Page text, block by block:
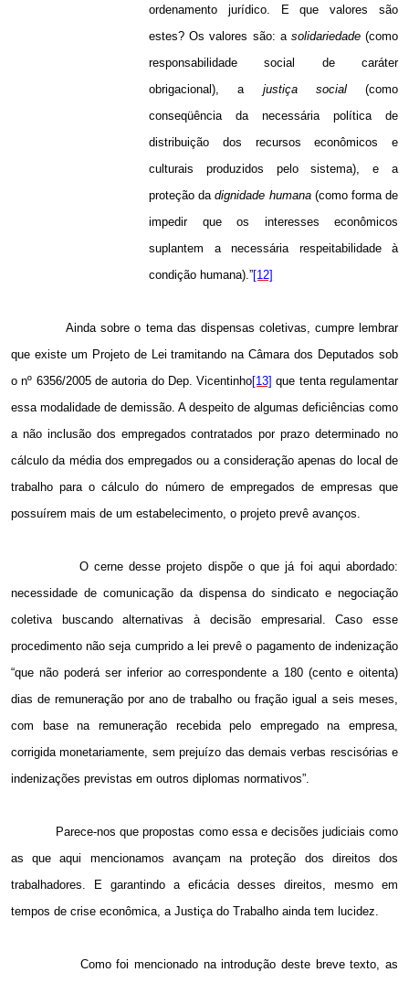
ordenamento jurídico. E que valores são
estes? Os valores são: a solidariedade(como
responsabilidade social de caráter
obrigacional), a justiça social(como
conseqüência da necessária política de
distribuição dos recursos econômicos e
culturais produzidos pelo sistema), e a
proteção dadignidade humana(como forma de
impedir que os interesses econômicos
suplantem a necessária respeitabilidade à
condição humana).”[12]
Ainda sobre o tema das dispensas coletivas, cumpre lembrar
que existe um Projeto de Lei tramitando na Câmara dos Deputados sob
o nº 6356/2005 de autoria do Dep. Vicentinho[13] que tenta regulamentar
essa modalidade de demissão. A despeito de algumas deficiências como
a não inclusão dos empregados contratados por prazo determinado no
cálculo da média dos empregados ou a consideração apenas do local de
trabalho para o cálculo do número de empregados de empresas que
possuírem mais de um estabelecimento, o projeto prevê avanços.
O cerne desse projeto dispõe o que já foi aqui abordado:
necessidade de comunicação da dispensa do sindicato e negociação
coletiva buscando alternativas à decisão empresarial. Caso esse
procedimento não seja cumprido a lei prevê o pagamento de indenização
“que não poderá ser inferior ao correspondente a 180 (cento e oitenta)
dias de remuneração por ano de trabalho ou fração igual a seis meses,
com base na remuneração recebida pelo empregado na empresa,
corrigida monetariamente, sem prejuízo das demais verbas rescisórias e
indenizações previstas em outros diplomas normativos”.
Parece-nos que propostas como essa e decisões judiciais como
as que aqui mencionamos avançam na proteção dos direitos dos
trabalhadores. E garantindo a eficácia desses direitos, mesmo em
tempos de crise econômica, a Justiça do Trabalho ainda tem lucidez.
Como foi mencionado na introdução deste breve texto, as